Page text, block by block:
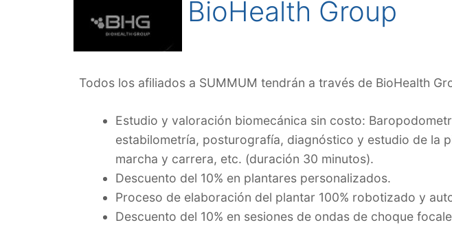
BioHealth Group
Todos los afiliados a SUMMUM tendrán a través de BioHealth
Estudio y valoración biomecánica sin costo:
estabilometría, posturografía, diagnóstico y estudio de la
marcha y carrera, etc. (duración 30 minutos).
Descuento del 10% en plantares personalizados.
Proceso de elaboración del plantar 100% robotizado y
Descuento del 10% en sesiones de ondas de choque